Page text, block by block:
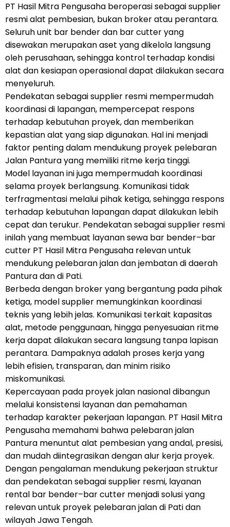
PT Hasil Mitra Pengusaha beroperasi sebagai supplier
resmi alat pembesian, bukan broker atau perantara.
Seluruh unit bar bender dan bar cutter yang
disewakan merupakan aset yang dikelola langsung
oleh perusahaan, sehingga kontrol terhadap kondisi
alat dan kesiapan operasional dapat dilakukan secara
menyeluruh.
Pendekatan sebagai supplier resmi mempermudah
koordinasi di lapangan, mempercepat respons
terhadap kebutuhan proyek, dan memberikan
kepastian alat yang siap digunakan. Hal ini menjadi
faktor penting dalam mendukung proyek pelebaran
Jalan Pantura yang memiliki ritme kerja tinggi.
Model layanan ini juga mempermudah koordinasi
selama proyek berlangsung. Komunikasi tidak
terfragmentasi melalui pihak ketiga, sehingga respons
terhadap kebutuhan lapangan dapat dilakukan lebih
cepat dan terukur. Pendekatan sebagai supplier resmi
inilah yang membuat layanan sewa bar bender–bar
cutter PT Hasil Mitra Pengusaha relevan untuk
mendukung pelebaran jalan dan jembatan di daerah
Pantura dan di Pati.
Berbeda dengan broker yang bergantung pada pihak
ketiga, model supplier memungkinkan koordinasi
teknis yang lebih jelas. Komunikasi terkait kapasitas
alat, metode penggunaan, hingga penyesuaian ritme
kerja dapat dilakukan secara langsung tanpa lapisan
perantara. Dampaknya adalah proses kerja yang
lebih efisien, transparan, dan minim risiko
miskomunikasi.
Kepercayaan pada proyek jalan nasional dibangun
melalui konsistensi layanan dan pemahaman
terhadap karakter pekerjaan lapangan. PT Hasil Mitra
Pengusaha memahami bahwa pelebaran jalan
Pantura menuntut alat pembesian yang andal, presisi,
dan mudah diintegrasikan dengan alur kerja proyek.
Dengan pengalaman mendukung pekerjaan struktur
dan pendekatan sebagai supplier resmi, layanan
rental bar bender–bar cutter menjadi solusi yang
relevan untuk proyek pelebaran jalan di Pati dan
wilayah Jawa Tengah.